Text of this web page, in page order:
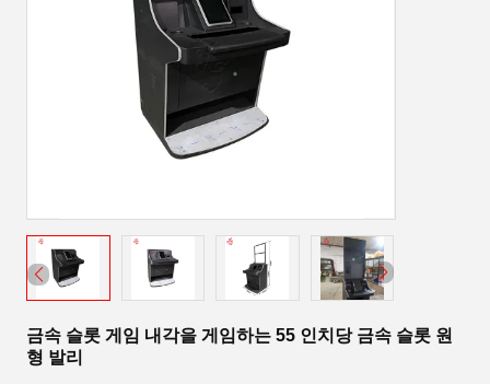
금속 슬롯 게임 내각을 게임하는 55 인치당 금속 슬롯 원
형 발리